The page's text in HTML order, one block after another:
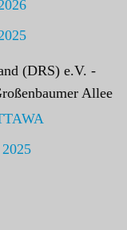
(DRS) e.V. -
Allee